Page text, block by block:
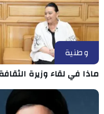
وطنية
ماذا في لقاء وزيرة